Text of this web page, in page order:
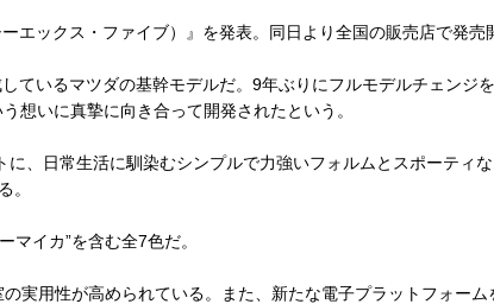
ックス・ファイブ）』を発表。同日より全国の販売店で発売
ているマツダの基幹モデルだ。9年ぶりにフルモデルチェンジ
想いに真摯に向き合って開発されたという。
、日常生活に馴染むシンプルで力強いフォルムとスポーティ
。
イカ”を含む全7色だ。
用性が高められている。また、新たな電子プラットフォー